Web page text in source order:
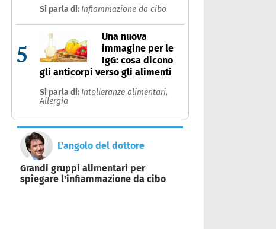
Si parla di: Infiammazione da cibo
5
Una nuova
immagine per le
IgG: cosa dicono
gli anticorpi verso gli alimenti
Si parla di: Intolleranze alimentari,
Allergia
L'angolo del dottore
Grandi gruppi alimentari per
spiegare l'infiammazione da cibo